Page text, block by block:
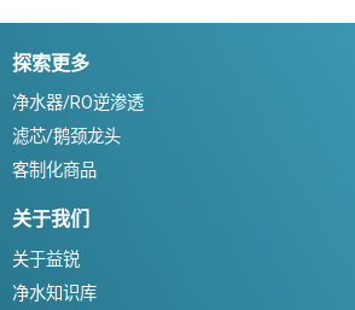
探索更多
净水器/RO逆渗透
滤芯/鹅颈龙头
客制化商品
关于我们
关于益锐
净水知识库